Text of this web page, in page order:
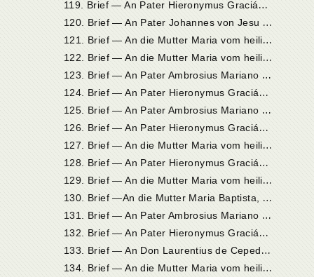
1
20. Brief — An Pater Johannes von Jesu (Roca) im Kloster de la Roda
1
21. Brief — An die Mutter Maria vom heiligen Joseph, Priorin in Sevilla
1
22. Brief — An die Mutter Maria vom heiligen Joseph, Priorin in Sevilla
1
23. Brief — An Pater Ambrosius Mariano vom heiligen
1
24. Brief — An Pater Hieronymus Gracián in Sevilla
1
25. Brief — An Pater Ambrosius Mariano vom heiligen Benedikt in Madrid
1
26. Brief — An Pater Hieronymus Gracián in Sevilla
1
27. Brief — An die Mutter Maria vom heiligen Joseph, Priorin in Sevilla
1
28. Brief — An Pater Hieronymus Gracián in Sevilla
1
29. Brief — An die Mutter Maria vom heiligen Joseph,
1
30. Brief —An die Mutter Maria Baptista, Priorin zu Valladolid
1
31. Brief — An Pater Ambrosius Mariano vom heiligen Benedikt in Madrid
1
32. Brief — An Pater Hieronymus Gracián in Sevilla
1
33. Brief — An Don Laurentius de Cepeda in Ávila
1
34. Brief — An die Mutter Maria vom heiligen Joseph, Priorin in Sevilla